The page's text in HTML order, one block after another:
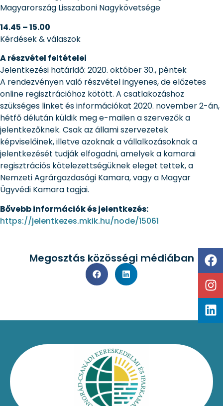
Magyarország Lisszaboni Nagykövetsége
14.45 – 15.00
Kérdések & válaszok
A részvétel feltételei
Jelentkezési határidő: 2020. október 30., péntek
A rendezvényen való részvétel ingyenes, de előzetes
online regisztrációhoz kötött. A csatlakozáshoz
szükséges linket és információkat 2020. november 2-án,
hétfő délután küldik meg e-mailen a szervezők a
jelentkezőknek. Csak az állami szervezetek
képviselőinek, illetve azoknak a vállalkozásoknak a
jelentkezését tudják elfogadni, amelyek a kamarai
regisztrációs kötelezettségüknek eleget tettek, a
Nemzeti Agrárgazdasági Kamara, vagy a Magyar
Ügyvédi Kamara tagjai.
Bővebb információk és jelentkezés:
https://jelentkezes.mkik.hu/node/15061
Megosztás közösségi médiában